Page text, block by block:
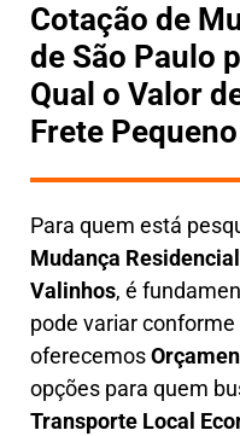
Cotação de
de São Paulo
Qual o Valor
Frete
Para quem está
Mudança Residencial
Valinhos, é
pode variar
oferecemosO
opções para quem
Transporte Local